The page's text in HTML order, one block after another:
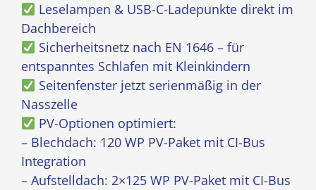
Leselampen & USB-C-Ladepunkte direkt im
Dachbereich
Sicherheitsnetz nach EN 1646 – für
entspanntes Schlafen mit Kleinkindern
Seitenfenster jetzt serienmäßig in der
Nasszelle
PV-Optionen optimiert:
– Blechdach: 120 WP PV-Paket mit CI-Bus
Integration
– Aufstelldach: 2×125 WP PV-Paket mit CI-Bus